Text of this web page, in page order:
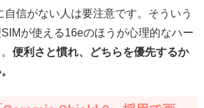
自信がない人は要注意です。そういう
が使える16eのほうが心理的なハー
便利さと慣れ、どちらを優先するか